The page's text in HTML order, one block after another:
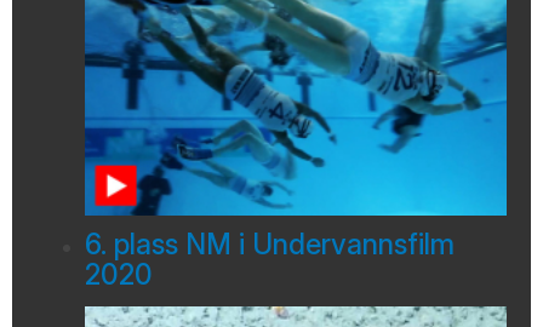
6. plass NM i Undervannsfilm
2020